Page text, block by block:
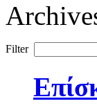
Filter